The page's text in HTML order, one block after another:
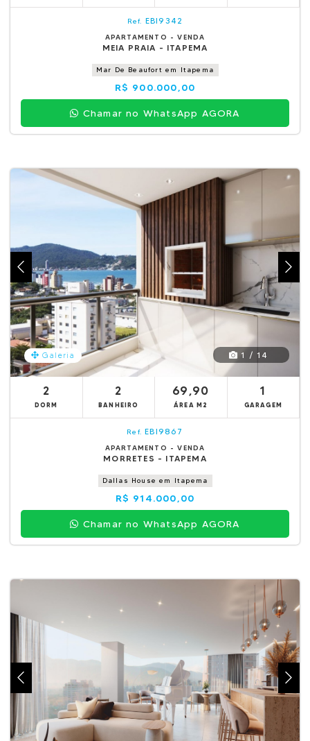
Ref. EBI9342
APARTAMENTO - VENDA
MEIA PRAIA - ITAPEMA
Mar De Beaufort em Itapema
R$ 900.000,00
Chamar no WhatsApp AGORA
Galeria 1 / 14
2
DORM
2
BANHEIRO
69,90
ÁREA M2
1
GARAGEM
Ref. EBI9867
APARTAMENTO - VENDA
MORRETES - ITAPEMA
Dallas House em Itapema
R$ 914.000,00
Chamar no WhatsApp AGORA